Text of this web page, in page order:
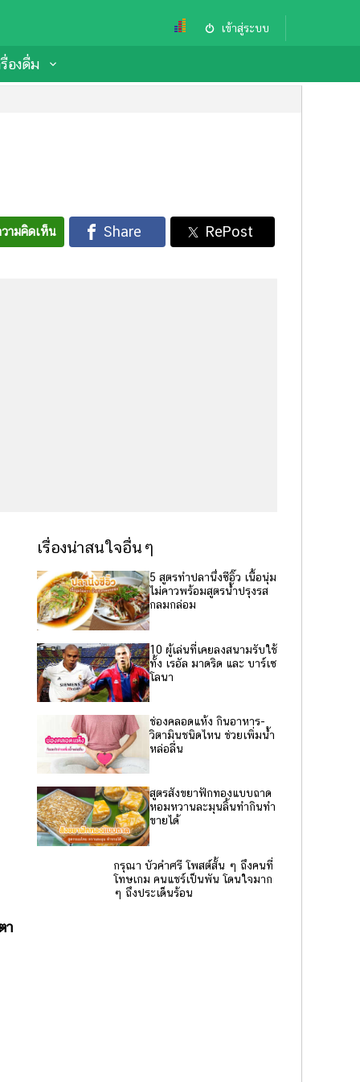
เข้าสู่ระบบ
องดื่ม
ามคิดเห็น
า
เรื่องน่าสนใจอื่นๆ
5 สูตรทำปลานึ่งซีอิ๊ว เนื้อนุ่ม
ไม่คาวพร้อมสูตรน้ำปรุงรส
กลมกล่อม
10 ผู้เล่นที่เคยลงสนามรับใช้
ทั้ง เรอัล มาดริด และ บาร์เซ
โลนา
ช่องคลอดแห้ง กินอาหาร-
วิตามินชนิดไหน ช่วยเพิ่มน้ำ
หล่อลื่น
สูตรสังขยาฟักทองแบบถาด
หอมหวานละมุนลิ้นทำกินทำ
ขายได้
กรุณา บัวคำศรี โพสต์สั้น ๆ ถึงคนที่
โทษเกม คนแชร์เป็นพัน โดนใจมาก
ๆ ถึงประเด็นร้อน